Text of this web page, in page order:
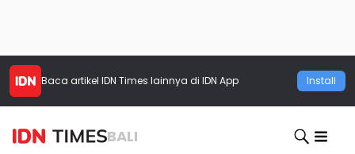
Baca artikel IDN Times lainnya di IDN App Install
BALI